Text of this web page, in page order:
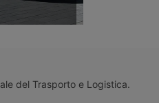
del Trasporto e Logistica.